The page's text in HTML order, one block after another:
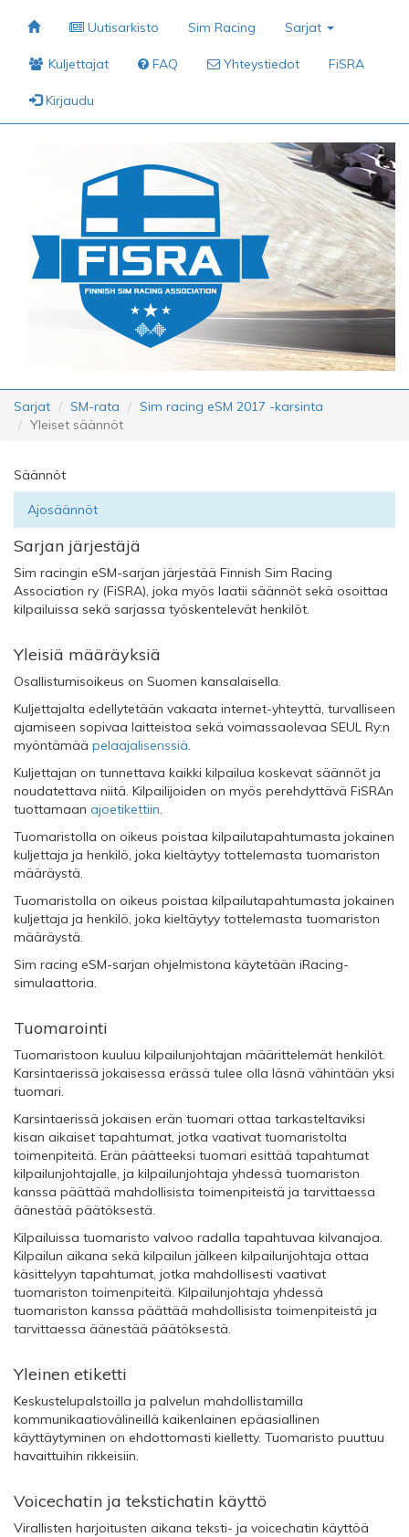
Uutisarkisto Sim Racing Sarjat
Kuljettajat FAQ Yhteystiedot FiSRA
Kirjaudu
Sarjat SM-rata
Sim racing eSM 2017 -karsinta
Yleiset säännöt
Säännöt
Ajosäännöt
Sarjan järjestäjä
Sim racingin eSM-sarjan järjestää Finnish Sim Racing
Association ry (FiSRA), joka myös laatii säännöt sekä osoittaa
kilpailuissa sekä sarjassa työskentelevät henkilöt.
Yleisiä määräyksiä
Osallistumisoikeus on Suomen kansalaisella.
Kuljettajalta edellytetään vakaata internet-yhteyttä, turvalliseen
ajamiseen sopivaa laitteistoa sekä voimassaolevaa SEUL Ry:n
myöntämää pelaajalisenssiä.
Kuljettajan on tunnettava kaikki kilpailua koskevat säännöt ja
noudatettava niitä. Kilpailijoiden on myös perehdyttävä FiSRAn
tuottamaan ajoetikettiin.
Tuomaristolla on oikeus poistaa kilpailutapahtumasta jokainen
kuljettaja ja henkilö, joka kieltäytyy tottelemasta tuomariston
määräystä.
Tuomaristolla on oikeus poistaa kilpailutapahtumasta jokainen
kuljettaja ja henkilö, joka kieltäytyy tottelemasta tuomariston
määräystä.
Sim racing eSM-sarjan ohjelmistona käytetään iRacing-
simulaattoria.
Tuomarointi
Tuomaristoon kuuluu kilpailunjohtajan määrittelemät henkilöt.
Karsintaerissä jokaisessa erässä tulee olla läsnä vähintään yksi
tuomari.
Karsintaerissä jokaisen erän tuomari ottaa tarkasteltaviksi
kisan aikaiset tapahtumat, jotka vaativat tuomaristolta
toimenpiteitä. Erän päätteeksi tuomari esittää tapahtumat
kilpailunjohtajalle, ja kilpailunjohtaja yhdessä tuomariston
kanssa päättää mahdollisista toimenpiteistä ja tarvittaessa
äänestää päätöksestä.
Kilpailuissa tuomaristo valvoo radalla tapahtuvaa kilvanajoa.
Kilpailun aikana sekä kilpailun jälkeen kilpailunjohtaja ottaa
käsittelyyn tapahtumat, jotka mahdollisesti vaativat
tuomariston toimenpiteitä. Kilpailunjohtaja yhdessä
tuomariston kanssa päättää mahdollisista toimenpiteistä ja
tarvittaessa äänestää päätöksestä.
Yleinen etiketti
Keskustelupalstoilla ja palvelun mahdollistamilla
kommunikaatiovälineillä kaikenlainen epäasiallinen
käyttäytyminen on ehdottomasti kielletty. Tuomaristo puuttuu
havaittuihin rikkeisiin.
Voicechatin ja tekstichatin käyttö
Virallisten harjoitusten aikana teksti- ja voicechatin käyttöä